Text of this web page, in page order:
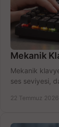
Mekanik
Mekanik
ses seviyesi,
22 Temmuz 2026